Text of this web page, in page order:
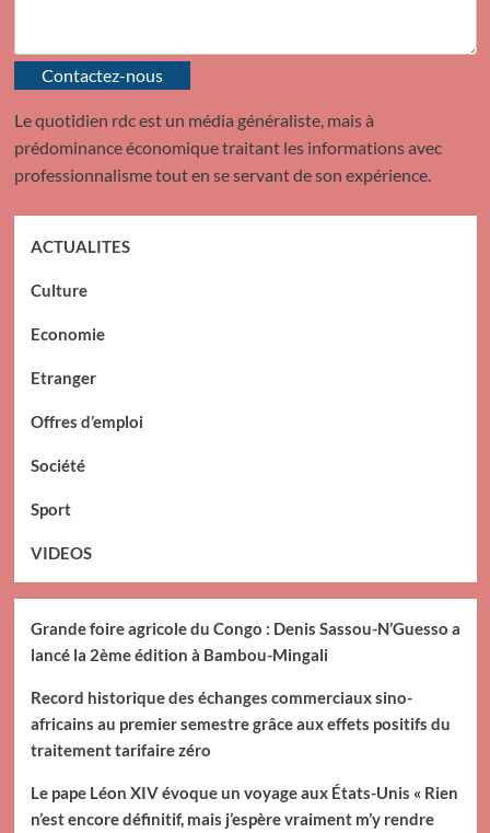
Contactez-nous
Le quotidien rdc est un média généraliste, mais à
prédominance économique traitant les informations avec
professionnalisme tout en se servant de son expérience.
ACTUALITES
Culture
Economie
Etranger
Offres d’emploi
Société
Sport
VIDEOS
Grande foire agricole du Congo : Denis Sassou-N’Guesso a
lancé la 2ème édition à Bambou-Mingali
Record historique des échanges commerciaux sino-
africains au premier semestre grâce aux effets positifs du
traitement tarifaire zéro
Le pape Léon XIV évoque un voyage aux États-Unis « Rien
n’est encore définitif, mais j’espère vraiment m’y rendre